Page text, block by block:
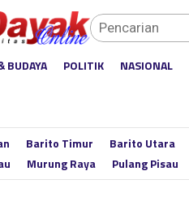
BUDAYA POLITIK NASIONAL
Barito Timur Barito Utara
Murung Raya Pulang Pisau